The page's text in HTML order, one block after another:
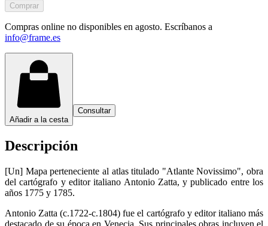
Comprar
Compras online no disponibles en agosto. Escríbanos a
info@frame.es
Añadir a la cesta
Consultar
Descripción
[Un] Mapa perteneciente al atlas titulado "Atlante Novissimo", obra
del cartógrafo y editor italiano Antonio Zatta, y publicado entre los
años 1775 y 1785.
Antonio Zatta (c.1722-c.1804) fue el cartógrafo y editor italiano más
destacado de su época en Venecia. Sus principales obras incluyen el